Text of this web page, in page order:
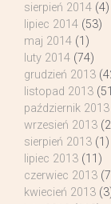
sierpień 2014 (4)
lipiec 2014 (53)
maj 2014 (1)
luty 2014 (74)
grudzień 2013
listopad 2013
październik 2013
wrzesień 2013
sierpień 2013 (1)
lipiec 2013 (11)
czerwiec 2013
kwiecień 2013